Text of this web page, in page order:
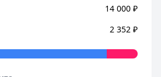
14 000 ₽
2 352 ₽